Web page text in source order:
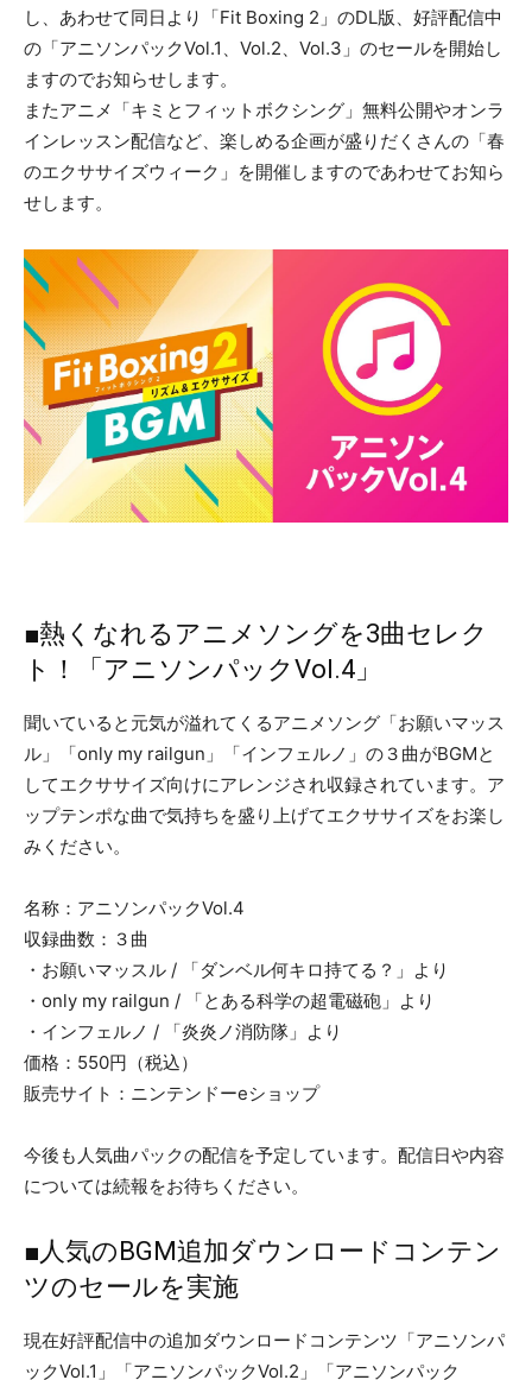
し、あわせて同日より「Fit Boxing 2」のDL版、好評配信中
の「アニソンパックVol.1、Vol.2、Vol.3」のセールを開始し
ますのでお知らせします。
またアニメ「キミとフィットボクシング」無料公開やオンラ
インレッスン配信など、楽しめる企画が盛りだくさんの「春
のエクササイズウィーク」を開催しますのであわせてお知ら
せします。
■熱くなれるアニメソングを3曲セレク
ト！「アニソンパックVol.4」
聞いていると元気が溢れてくるアニメソング「お願いマッス
ル」「only my railgun」「インフェルノ」の３曲がBGMと
してエクササイズ向けにアレンジされ収録されています。ア
ップテンポな曲で気持ちを盛り上げてエクササイズをお楽し
みください。
名称：アニソンパックVol.4
収録曲数：３曲
・お願いマッスル / 「ダンベル何キロ持てる？」より
・only my railgun / 「とある科学の超電磁砲」より
・インフェルノ / 「炎炎ノ消防隊」より
価格：550円（税込）
販売サイト：ニンテンドーeショップ
今後も人気曲パックの配信を予定しています。配信日や内容
については続報をお待ちください。
■人気のBGM追加ダウンロードコンテン
ツのセールを実施
現在好評配信中の追加ダウンロードコンテンツ「アニソンパ
ックVol.1」「アニソンパックVol.2」「アニソンパック